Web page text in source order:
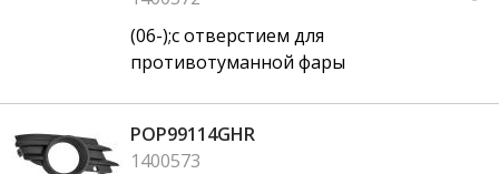
(06-);с отверстием для
противотуманной фары
POP99114GHR
1400573